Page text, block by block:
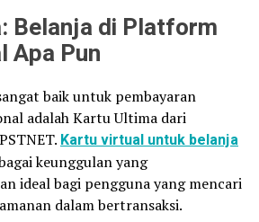
Belanja di Platform
Apa Pun
baik untuk pembayaran
adalah Kartu Ultima dari
Kartu virtual untuk belanja
keunggulan yang
ideal bagi pengguna yang mencari
dalam bertransaksi.